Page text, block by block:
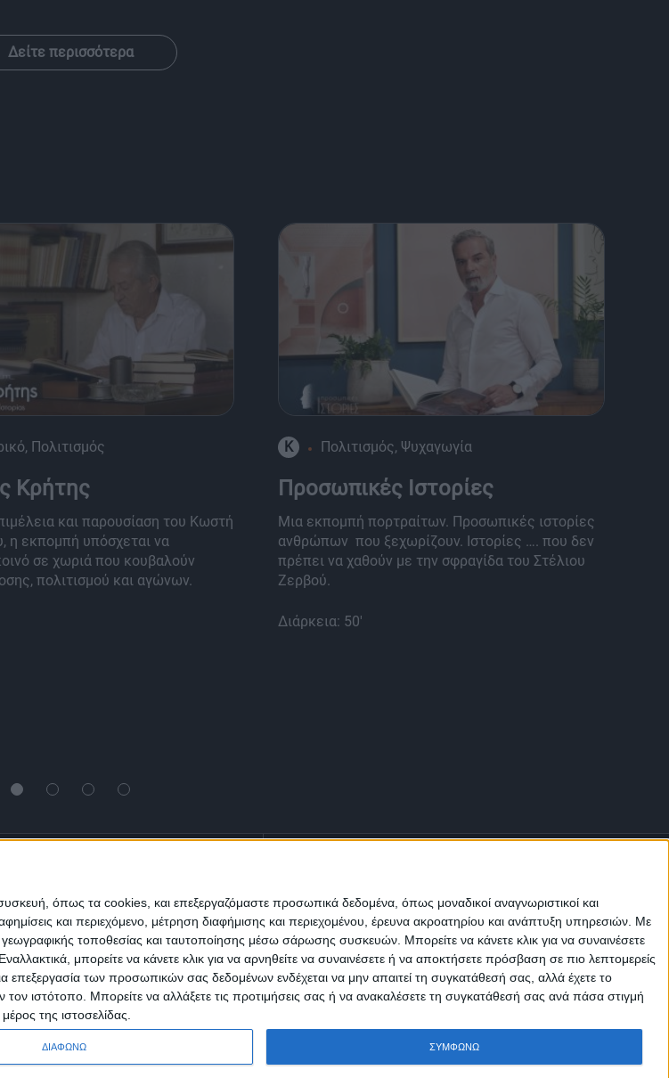
όπως τα cookies, και επεξεργαζόμαστε προσωπικά δεδομένα, όπως μοναδικοί αναγνωριστικοί και
και περιεχόμενο, μέτρηση διαφήμισης και περιεχομένου, έρευνα ακροατηρίου και ανάπτυξη υπηρεσιών. Με
τοποθεσίας και ταυτοποίησης μέσω σάρωσης συσκευών. Μπορείτε να κάνετε κλικ για να συναινέσετε
μπορείτε να κάνετε κλικ για να αρνηθείτε να συναινέσετε ή να αποκτήσετε πρόσβαση σε πιο λεπτομερείς
επεξεργασία των προσωπικών σας δεδομένων ενδέχεται να μην απαιτεί τη συγκατάθεσή σας, αλλά έχετε το
ιστότοπο. Μπορείτε να αλλάξετε τις προτιμήσεις σας ή να ανακαλέσετε τη συγκατάθεσή σας ανά πάσα στιγμή
της ιστοσελίδας.
ΔΙΑΦΩΝΩ ΣΥΜΦΩΝΩ
Δείτε περισσότερα
Πολιτισμός
Κρήτης
και παρουσίαση του Κωστή
η εκπομπή υπόσχεται να
σε χωριά που κουβαλούν
πολιτισμού και αγώνων.
K Πολιτισμός, Ψυχαγωγία
Προσωπικές Ιστορίες
Μια εκπομπή πορτραίτων. Προσωπικές ιστορίες
ανθρώπων που ξεχωρίζουν. Ιστορίες …. που δεν
πρέπει να χαθούν με την σφραγίδα του Στέλιου
Ζερβού.
Διάρκεια: 50'
Επικοινωνία
Μ.Η.Τ.
242814